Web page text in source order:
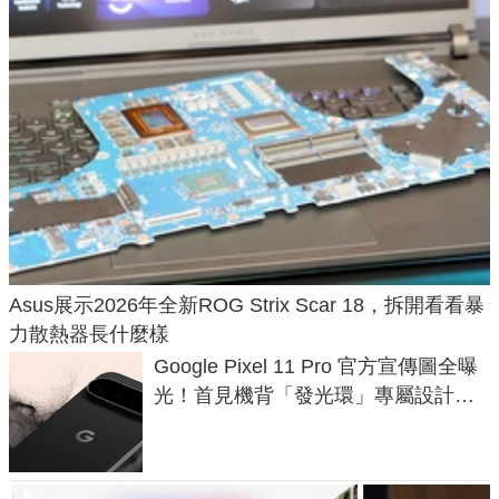
Asus展示2026年全新ROG Strix Scar 18，拆開看看暴
力散熱器長什麼樣
Google Pixel 11 Pro 官方宣傳圖全曝
光！首見機背「發光環」專屬設計、